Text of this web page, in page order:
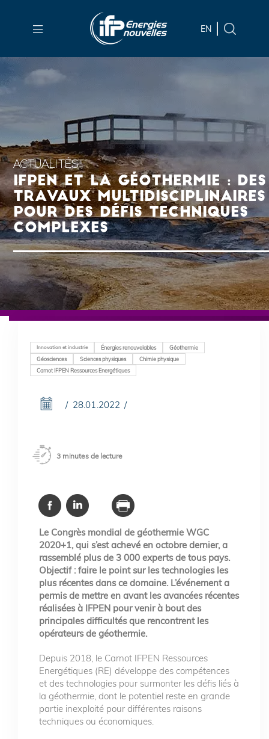
contenu
Skip
Skip
to
search
EN
ACTUALITÉS
IFPEN ET LA GÉOTHERMIE : DES
TRAVAUX MULTIDISCIPLINAIRES
POUR DES DÉFIS TECHNIQUES
COMPLEXES
Innovation et industrie Énergies renouvelables
Géothermie
Géosciences
Sciences physiques
Chimie physique
Carnot IFPEN Ressources Energétiques
28.01.2022
3 minutes de lecture
Le Congrès mondial de géothermie WGC
2020+1, qui s’est achevé en octobre dernier, a
rassemblé plus de 3 000 experts de tous pays.
Objectif : faire le point sur les technologies les
plus récentes dans ce domaine. L’événement a
permis de mettre en avant les avancées récentes
réalisées à IFPEN pour venir à bout des
principales difficultés que rencontrent les
opérateurs de géothermie.
Depuis 2018, le Carnot IFPEN Ressources
Energétiques (RE) développe des compétences
et des technologies pour surmonter les défis liés à
la géothermie, dont le potentiel reste en grande
partie inexploité pour différentes raisons
techniques ou économiques.